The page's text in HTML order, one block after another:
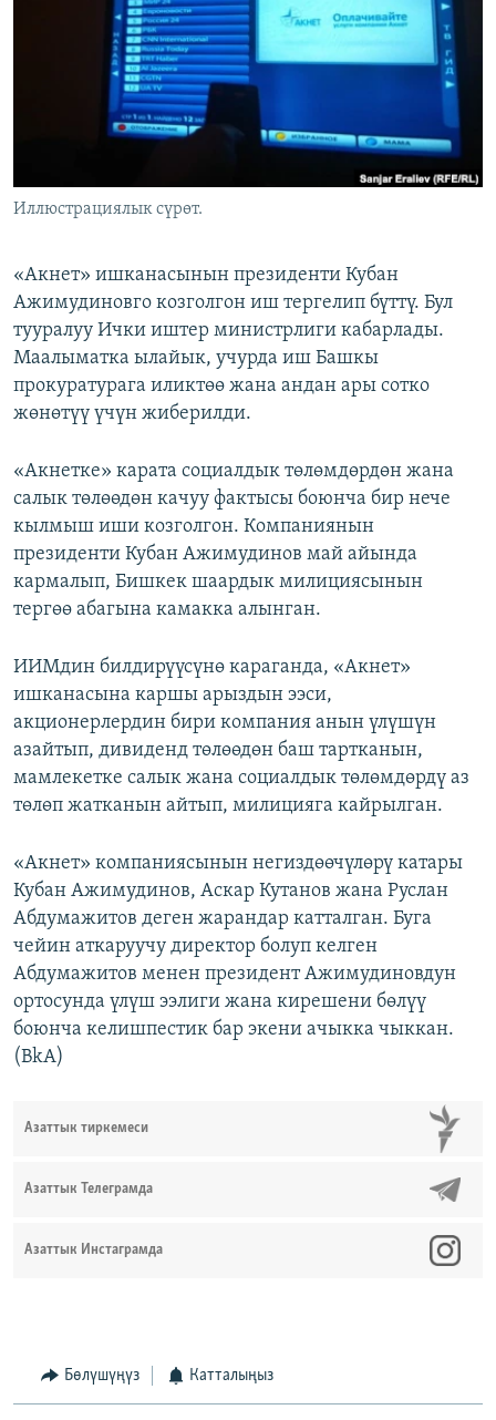
ЭЖЕ-СИҢДИЛЕР
ЫҢГАЙСЫЗ СУРООЛОР
ОНЛАЙН ШЕРИНЕ
Иллюстрациялык сүрөт.
«Акнет» ишканасынын президенти Кубан
Ажимудиновго козголгон иш тергелип бүттү. Бул
тууралуу Ички иштер министрлиги кабарлады.
Маалыматка ылайык, учурда иш Башкы
прокуратурага иликтөө жана андан ары сотко
жөнөтүү үчүн жиберилди.
«Акнетке» карата социалдык төлөмдөрдөн жана
салык төлөөдөн качуу фактысы боюнча бир нече
кылмыш иши козголгон. Компаниянын
президенти Кубан Ажимудинов май айында
кармалып, Бишкек шаардык милициясынын
тергөө абагына камакка алынган.
ИИМдин билдирүүсүнө караганда, «Акнет»
ишканасына каршы арыздын ээси,
акционерлердин бири компания анын үлүшүн
азайтып, дивиденд төлөөдөн баш тартканын,
мамлекетке салык жана социалдык төлөмдөрдү аз
төлөп жатканын айтып, милицияга кайрылган.
«Акнет» компаниясынын негиздөөчүлөрү катары
Кубан Ажимудинов, Аскар Кутанов жана Руслан
Абдумажитов деген жарандар катталган. Буга
чейин аткаруучу директор болуп келген
Абдумажитов менен президент Ажимудиновдун
ортосунда үлүш ээлиги жана кирешени бөлүү
боюнча келишпестик бар экени ачыкка чыккан.
(BkA)
Азаттык тиркемеси
Азаттык Телеграмда
Азаттык Инстаграмда
Бөлүшүңүз Катталыңыз